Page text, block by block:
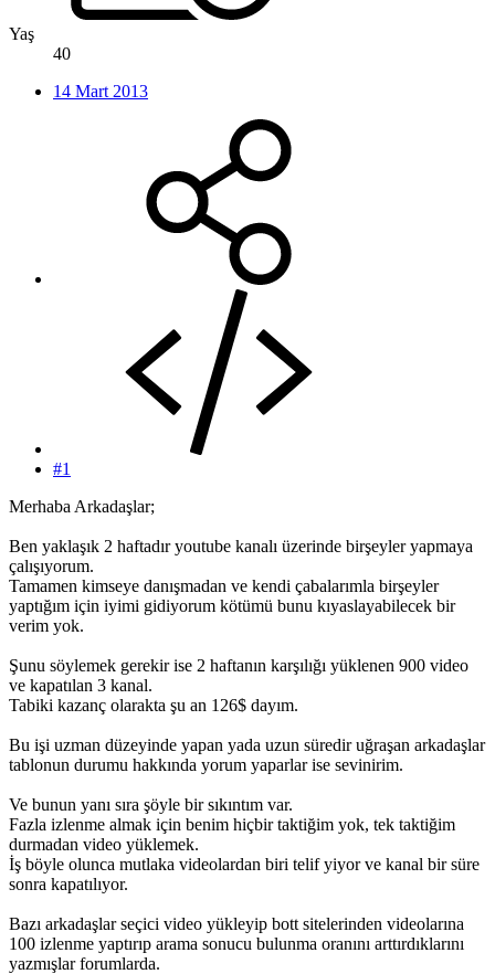
Yaş
40
14 Mart 2013
#1
Merhaba Arkadaşlar;
Ben yaklaşık 2 haftadır youtube kanalı üzerinde birşeyler yapmaya
çalışıyorum.
Tamamen kimseye danışmadan ve kendi çabalarımla birşeyler
yaptığım için iyimi gidiyorum kötümü bunu kıyaslayabilecek bir
verim yok.
Şunu söylemek gerekir ise 2 haftanın karşılığı yüklenen 900 video
ve kapatılan 3 kanal.
Tabiki kazanç olarakta şu an 126$ dayım.
Bu işi uzman düzeyinde yapan yada uzun süredir uğraşan arkadaşlar
tablonun durumu hakkında yorum yaparlar ise sevinirim.
Ve bunun yanı sıra şöyle bir sıkıntım var.
Fazla izlenme almak için benim hiçbir taktiğim yok, tek taktiğim
durmadan video yüklemek.
İş böyle olunca mutlaka videolardan biri telif yiyor ve kanal bir süre
sonra kapatılıyor.
Bazı arkadaşlar seçici video yükleyip bott sitelerinden videolarına
100 izlenme yaptırıp arama sonucu bulunma oranını arttırdıklarını
yazmışlar forumlarda.